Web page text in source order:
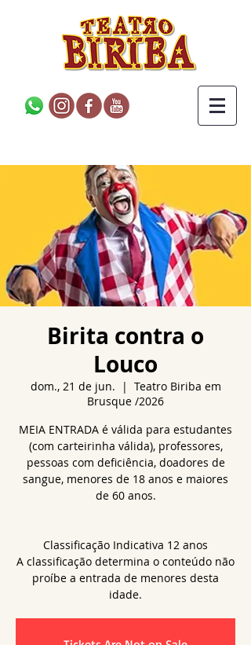
Birita contra o
Louco
dom., 21 de jun.
  |
Teatro Biriba em
Brusque /2026
MEIA ENTRADA é válida para estudantes
(com carteirinha válida), professores,
pessoas com deficiência, doadores de
sangue, menores de 18 anos e maiores
de 60 anos.
Classificação Indicativa 12 anos
A classificação determina o conteúdo não
proíbe a entrada de menores desta
idade.